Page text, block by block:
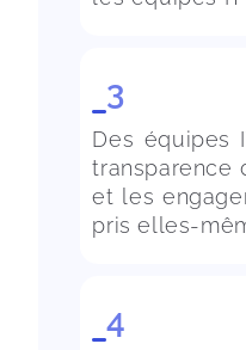
3
Des équipes
transparence
et les
4